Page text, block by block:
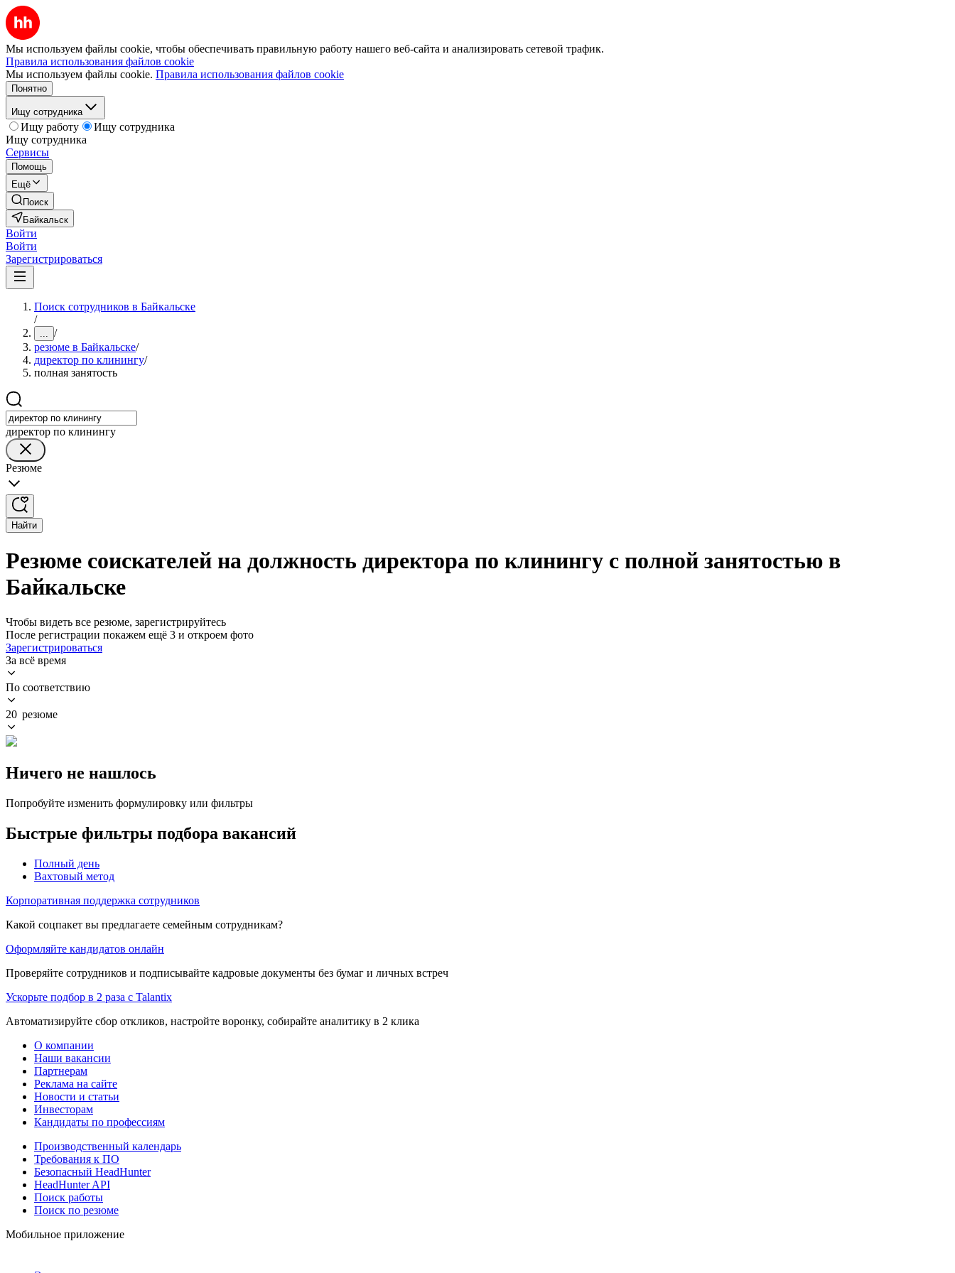
Мы используем файлы cookie, чтобы обеспечивать правильную работу нашего веб-сайта и анализировать сетевой трафик.
Правила использования файлов cookie
Мы используем файлы cookie. Правила использования файлов cookie
Понятно
Ищу сотрудника
Ищу работу
Ищу сотрудника
Ищу сотрудника
Сервисы
Помощь
Ещё
Поиск
Байкальск
Войти
Войти
Зарегистрироваться
Поиск сотрудников в Байкальске
/
... /
резюме в Байкальске/
директор по клинингу/
полная занятость
директор по клинингу
Резюме
Найти
Резюме соискателей на должность директора по клинингу с полной занятостью в
Байкальске
Чтобы видеть все резюме, зарегистрируйтесь
После регистрации покажем ещё 3 и откроем фото
Зарегистрироваться
За всё время
По соответствию
20 резюме
Ничего не нашлось
Попробуйте изменить формулировку или фильтры
Быстрые фильтры подбора вакансий
Полный день
Вахтовый метод
Корпоративная поддержка сотрудников
Какой соцпакет вы предлагаете семейным сотрудникам?
Оформляйте кандидатов онлайн
Проверяйте сотрудников и подписывайте кадровые документы без бумаг и личных встреч
Ускорьте подбор в 2 раза с Talantix
Автоматизируйте сбор откликов, настройте воронку, собирайте аналитику в 2 клика
О компании
Наши вакансии
Партнерам
Реклама на сайте
Новости и статьи
Инвесторам
Кандидаты по профессиям
Производственный календарь
Требования к ПО
Безопасный HeadHunter
HeadHunter API
Поиск работы
Поиск по резюме
Мобильное приложение